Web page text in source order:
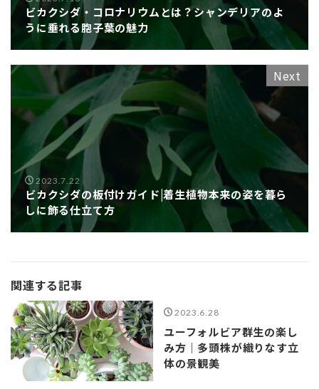
ビカクシダ・コロナリウムとは？シャンデリアのよ
うに垂れる胞子葉の魅力
Next
2023.7.22
ビカクシダの板付けガイド|着生植物本来の姿を暮ら
しに飾る仕立て方
関連する記事
2023.6.28
ユーフォルビア群生の楽し
み方｜多頭株が織りなす立
体の景観美